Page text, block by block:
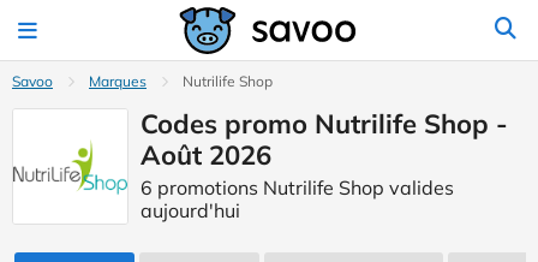
Savoo Marques Nutrilife Shop
Codes promo Nutrilife Shop -
Août 2026
6 promotions Nutrilife Shop valides
aujourd'hui